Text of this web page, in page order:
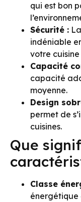
qui est bon
Sécurité :
indéniable
votre
Capacité
capacité
moyenne.
Design
permet de
cuisines.
Que
Classe
énergétique